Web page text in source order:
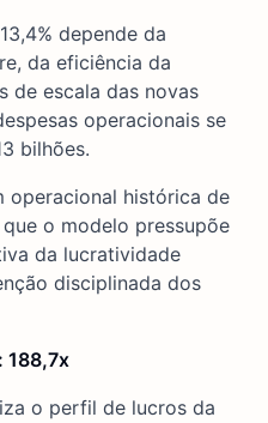
depende da
da eficiência da
de escala das novas
operacionais se
bilhões.
operacional histórica de
o modelo pressupõe
da lucratividade
disciplinada dos
188,7x
o perfil de lucros da